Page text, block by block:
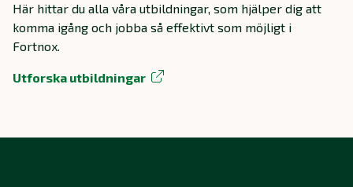
Här hittar du alla våra utbildningar, som hjälper dig att
komma igång och jobba så effektivt som möjligt i
Fortnox.
Utforska utbildningar